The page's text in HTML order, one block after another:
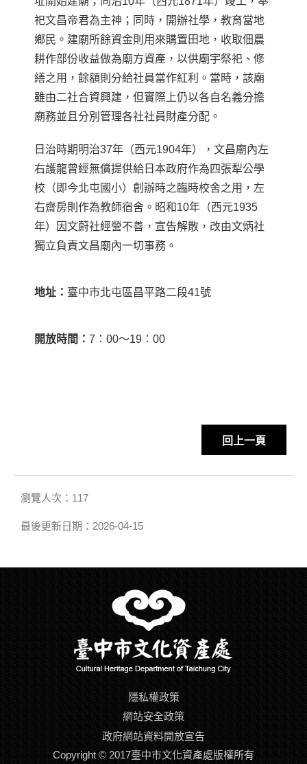
祀文昌帝君為主神；同時，開辦社學，教育當地
鄉民。建廟所餘資金則用來購置田地，收取佃農
耕作部份收益做為廟方資產，以供廟宇祭祀、修
繕之用，餘額則分給社員當作紅利。當時，該廟
雖由二社合資興建，但實際上仍以各自名義分擔
廟務並且分別管理各社社員財產分配。
日治時期明治37年（西元1904年），文昌廟內左
右護龍曾經無償提供給日本政府作為四張犁公學
校（即今北屯國小） 創辦時之臨時校舍之用，左
右齋房則作為教師宿舍。昭和10年（西元1935
年）因文蔚社經營不善，宣告解散，改由文炳社
獨立負責文昌廟內一切事務。
地址： 臺中市北屯區昌平路二段41號
開放時間： 7：00〜19：00
回上一頁
瀏覽人次：117
最後更新日期：2026-04-15
隱私權政策
網站安全政策
政府網站資料開放宣告
Copyright © 2017臺中市文化資產處版權所有